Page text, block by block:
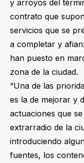
y arroyos del
contrato que
servicios que se
a completar y
han puesto en
zona de la ciudad.
“Una de las
es la de mejorar y
actuaciones que
extrarradio de la
introduciendo
fuentes, los